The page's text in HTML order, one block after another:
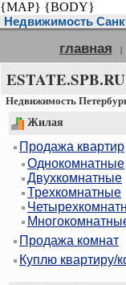
{MAP} {BODY}
Недвижимость
главная |
ESTATE.SPB.RU
Недвижимость
Жилая
Продажа квартир
Однокомнатные
Двухкомнатные
Трехкомнатные
Продажа комнат
Куплю квартиру/